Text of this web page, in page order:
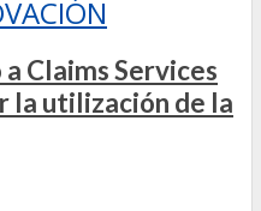
Claims Services
la utilización de la